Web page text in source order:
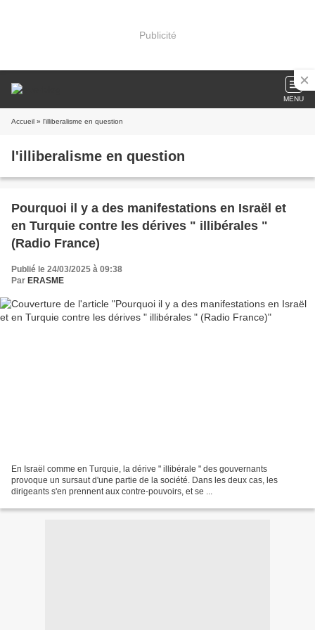
Publicité
MENU
Accueil » l'illiberalisme en question
l'illiberalisme en question
Pourquoi il y a des manifestations en Israël et
en Turquie contre les dérives " illibérales "
(Radio France)
Publié le 24/03/2025 à 09:38
Par ERASME
En Israël comme en Turquie, la dérive " illibérale " des gouvernants
provoque un sursaut d'une partie de la société. Dans les deux cas, les
dirigeants s'en prennent aux contre-pouvoirs, et se ...